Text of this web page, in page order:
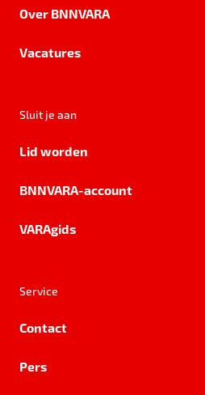
Over BNNVARA
Vacatures
Sluit je aan
Lid worden
BNNVARA-account
VARAgids
Service
Contact
Pers